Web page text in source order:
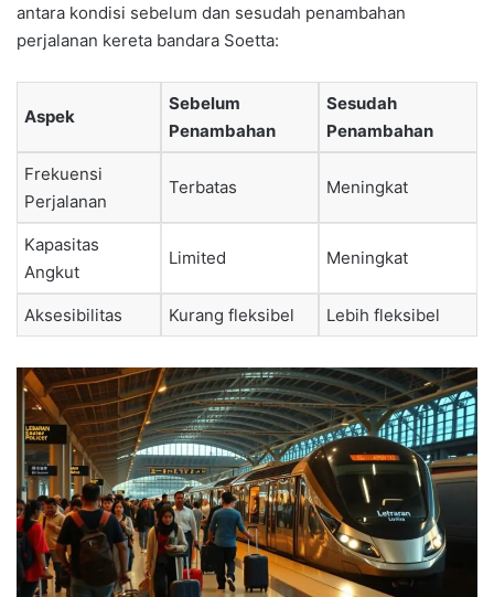
antara kondisi sebelum dan sesudah penambahan
perjalanan kereta bandara Soetta:
Aspek
Sebelum
Penambahan
Sesudah
Penambahan
Frekuensi
Perjalanan
Terbatas Meningkat
Kapasitas
Angkut
Limited Meningkat
Aksesibilitas Kurang fleksibel Lebih fleksibel